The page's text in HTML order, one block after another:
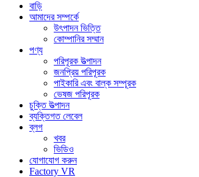
বাড়ি
আমাদের সম্পর্কে
উৎপাদন ভিত্তি
কোম্পানির সম্মান
পণ্য
পরিপূরক উত্পাদন
জনপ্রিয় পরিপূরক
পাইকারি এবং বাল্ক সম্পূরক
ভেষজ পরিপূরক
চুক্তি উত্পাদন
ব্যক্তিগত লেবেল
ব্লগ
খবর
ভিডিও
যোগাযোগ করুন
Factory VR